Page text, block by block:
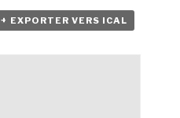
+ EXPORTER VERS ICAL